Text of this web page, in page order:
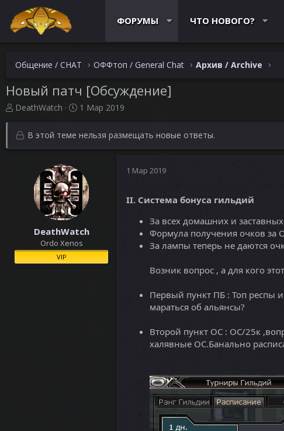
ФОРУМЫ ЧТО НОВОГО?
Общение / CHAT ОФФтоп / General Chat Архив / Archive
Новый патч [Обсуждение]
А
т
о
р
DeathWatch
Д
а
н
ч
а
л
а
1 Мар 2019
В этой теме нельзя размещать новые ответы.
DeathWatch
Ordo Xenos
VIP
1 Мар 2019
II. Система бонуса гильдий
За всех домашних и
Формула получения очков за
За лампы теперь не даются
Возник вопрос , а для кого
Первый пункт ПБ : Топ респы
мараться об альянсы?
Второй пункт ОС : ОС/25к
халявные ОС.Банально